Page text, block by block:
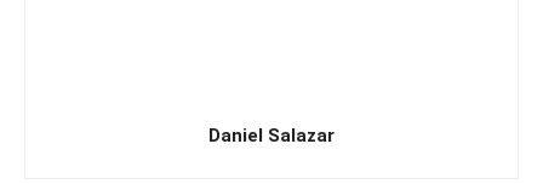
Daniel Salazar